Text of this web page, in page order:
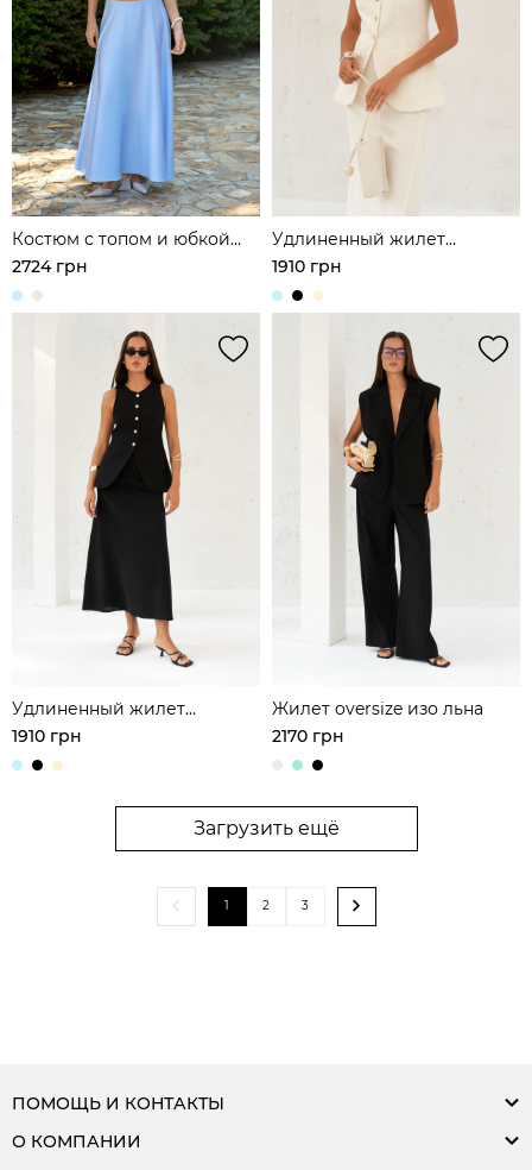
Костюм с топом и юбкой
макси из атласа
2724 грн
Удлиненный жилет
приталенного крою изо
1910 грн
Удлиненный жилет
приталенного крою изо
1910 грн
Жилет oversize изо льна
2170 грн
Загрузить ещё
1 2 3
ПОМОЩЬ И КОНТАКТЫ
О КОМПАНИИ